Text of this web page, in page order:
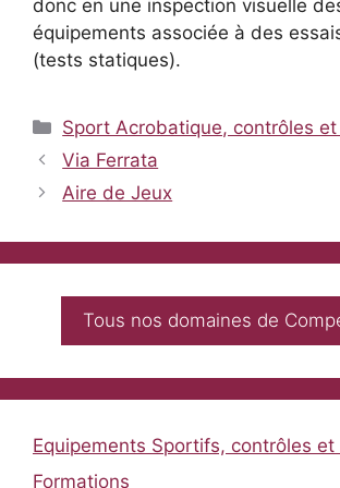
donc en une inspection visuelle
équipements associée à des
(tests statiques).
Catégories
Sport Acrobatique, contrôles
Via Ferrata
Aire de Jeux
Tous nos domaines de
Equipements Sportifs, contrôles et
Formations